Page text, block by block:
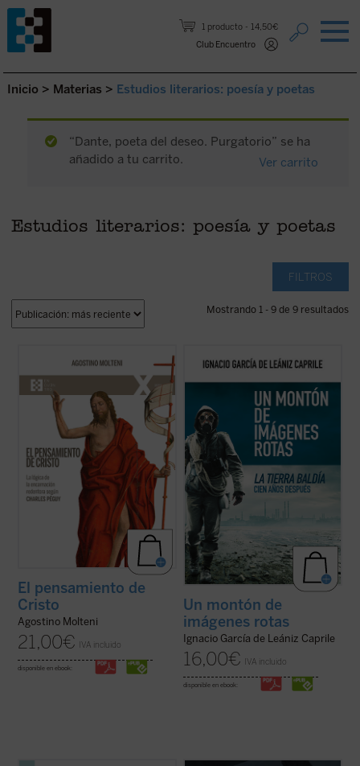
1 producto
14,50€
Club Encuentro
Saltar al contenido.
Inicio > Materias > Estudios literarios: poesía y poetas
“Dante, poeta del deseo. Purgatorio” se ha
añadido a tu carrito.
Ver carrito
Estudios literarios: poesía y poetas
FILTROS
Mostrando 1 - 9 de 9 resultados
sobre la «teología» de Charles Péguy se
han centrado solamente en algunos
aspectos específicos de la reflexión
cristiana, pero no han indagado sobre
cómo el escritor supo reconocer el
pensamiento de ...
(ver ficha)
El pensamiento de
Cristo
Agostino Molteni
21,00€ IVA incluido
disponible en ebook:
El libro supone una aproximación fecunda a
La tierra baldíade Eliot considerándola
imágenes rotas. Y
constituye para nosotros un ...
Un montón de
imágenes rotas
Ignacio García de Leániz Caprile
16,00€ IVA incluido
disponible en ebook: